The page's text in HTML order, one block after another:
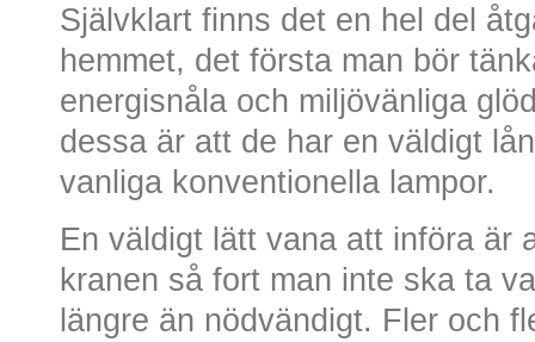
Självklart finns det en hel del
hemmet, det första man bör
energisnåla och miljövänliga
dessa är att de har en väldigt
vanliga konventionella lampor.
En väldigt lätt vana att införa är
kranen så fort man inte ska ta
längre än nödvändigt. Fler och